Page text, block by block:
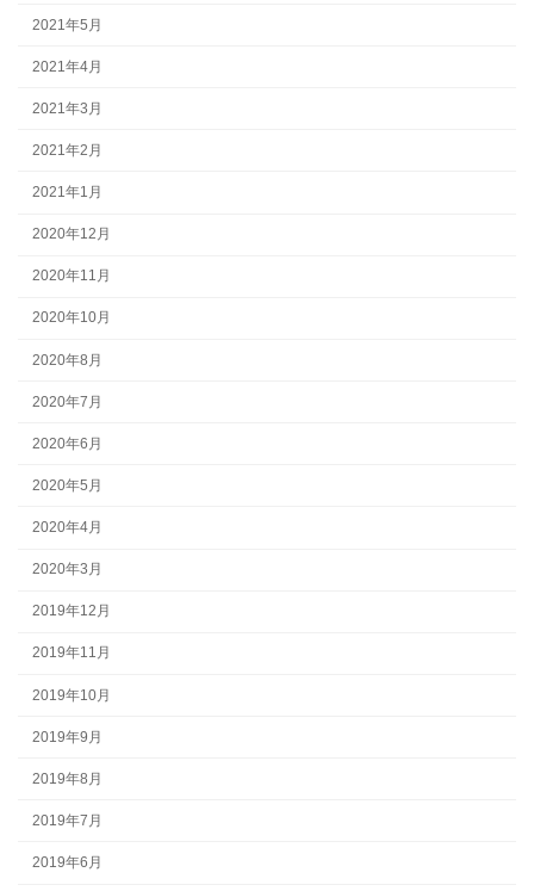
2021年5月
2021年4月
2021年3月
2021年2月
2021年1月
2020年12月
2020年11月
2020年10月
2020年8月
2020年7月
2020年6月
2020年5月
2020年4月
2020年3月
2019年12月
2019年11月
2019年10月
2019年9月
2019年8月
2019年7月
2019年6月